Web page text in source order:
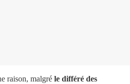
malgré le différé des